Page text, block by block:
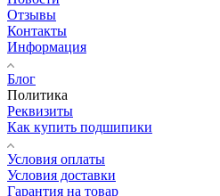
Отзывы
Контакты
Информация
Блог
Политика
Реквизиты
Как купить подшипики
Условия оплаты
Условия доставки
Гарантия на товар